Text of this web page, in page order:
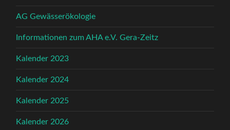
AG Gewässerökologie
Informationen zum AHA e.V. Gera-Zeitz
Kalender 2023
Kalender 2024
Kalender 2025
Kalender 2026